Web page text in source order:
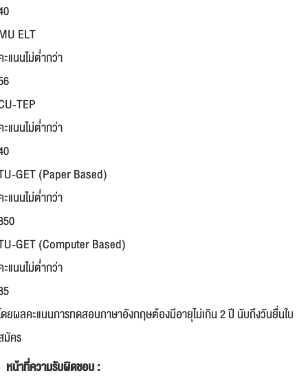
ELT
แนนไม่ต่ำกว่า
TEP
แนนไม่ต่ำกว่า
GET (Paper Based)
แนนไม่ต่ำกว่า
GET (Computer Based)
แนนไม่ต่ำกว่า
ดยผลคะแนนการทดสอบภาษาอังกฤษต้องมีอายุไม่เกิน 2 ปี นับถึงวันยื่นใบ
มัคร
หน้าที่ความรับผิดชอบ :